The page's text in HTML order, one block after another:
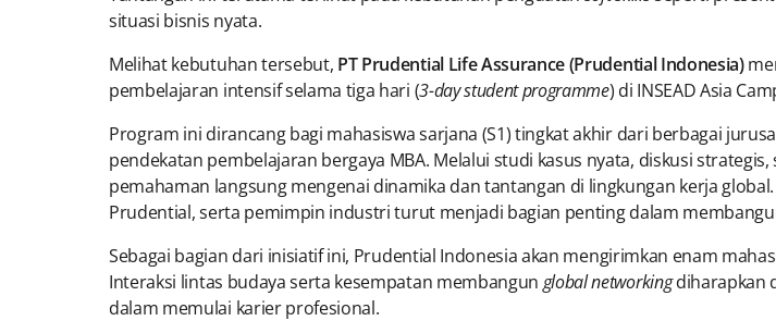
situasi bisnis nyata.
Melihat kebutuhan tersebut, PT Prudential Life Assurance (Prudential Indonesia)
pembelajaran intensif selama tiga hari (3-day student programme) di INSEAD Asia
Program ini dirancang bagi mahasiswa sarjana (S1) tingkat akhir dari berbagai
pendekatan pembelajaran bergaya MBA. Melalui studi kasus nyata, diskusi
pemahaman langsung mengenai dinamika dan tantangan di lingkungan kerja
Prudential, serta pemimpin industri turut menjadi bagian penting dalam
Sebagai bagian dari inisiatif ini, Prudential Indonesia akan mengirimkan enam
Interaksi lintas budaya serta kesempatan membangun global networkingdiharapkan
dalam memulai karier profesional.